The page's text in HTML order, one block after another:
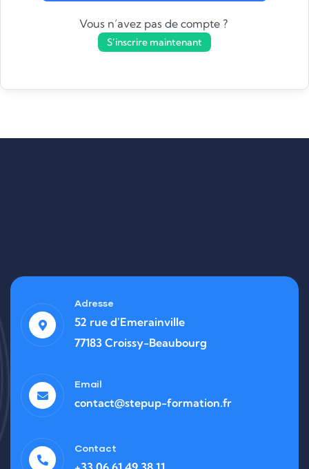
Vous n’avez pas de compte ?
S’inscrire maintenant
Adresse
52 rue d'Emerainville
77183 Croissy-Beaubourg
Email
contact@stepup-formation.fr
Contact